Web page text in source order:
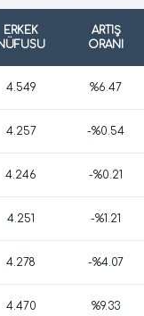
ERKEK
ARTIŞ
ORANI
4.549 %6.47
4.257 -%0.54
4.246 -%0.21
4.251 -%1.21
4.278 -%4.07
4.470 %9.33